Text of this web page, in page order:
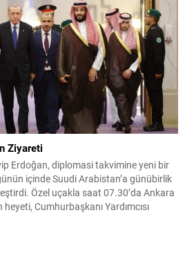
Ziyareti
Erdoğan, diplomasi takvimine yeni bir
içinde Suudi Arabistan’a günübirlik
Özel uçakla saat 07.30’da Ankara
Cumhurbaşkanı Yardımcısı
uğurladı. Bu ziyaretin gündeminde,
arasında imzalanması